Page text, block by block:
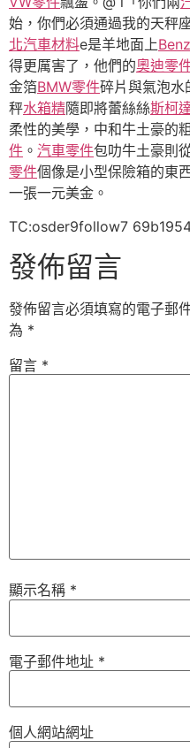
始，你們必須通過我的天秤
北汽車材料e是羊地面上
得更厲害了，他們的奧迪零
金箔BMW零件碎片與氣泡水
秤水箱精隨即將蕾絲絲斯柯
柔性的美學，中和牛土豪的
件 。 汽車零件包叻牛土豪則
零件個像是小型保險箱的東
一張一元美金。
TC:osder9follow7
發佈留言
發佈留言必須填寫的電子郵
為 *
留言 *
顯示名稱 *
電子郵件地址 *
個人網站網址